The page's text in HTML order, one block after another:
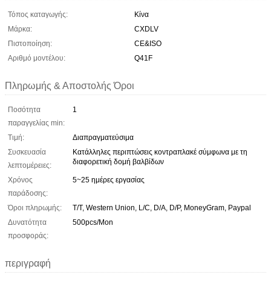
Τόπος καταγωγής:
Κίνα
Μάρκα:
CXDLV
Πιστοποίηση:
CE&ISO
Αριθμό μοντέλου:
Q41F
Πληρωμής & Αποστολής Όροι
Ποσότητα
παραγγελίας min:
1
Τιμή:
Διαπραγματεύσιμα
Συσκευασία
λεπτομέρειες:
Κατάλληλες περιπτώσεις κοντραπλακέ σύμφωνα με τη
διαφορετική δομή βαλβίδων
Χρόνος
παράδοσης:
5~25 ημέρες εργασίας
Όροι πληρωμής:
T/T, Western Union, L/C, D/A, D/P, MoneyGram, Paypal
Δυνατότητα
προσφοράς:
500pcs/Mon
περιγραφή